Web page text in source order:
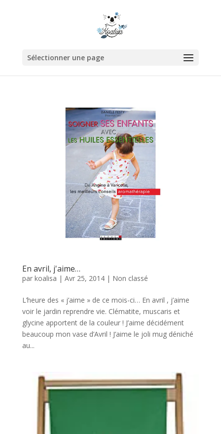
Sélectionner une page
En avril, j'aime…
par koalisa | Avr 25, 2014| Non classé
L’heure des « j’aime » de ce mois-ci… En avril , j’aime
voir le jardin reprendre vie. Clématite, muscaris et
glycine apportent de la couleur ! J’aime décidément
beaucoup mon vase d’Avril ! J’aime le joli mug déniché
au...